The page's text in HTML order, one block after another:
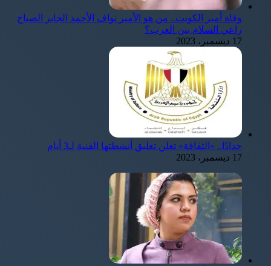
وفاة أمير الكويت.. من هو الأمير نواف الأحمد الجابر الصباح
راعي السلام بين العرب؟
17 ديسمبر، 2023
حدادًا.. «الثقافة» تعلن تعليق أنشطتها الفنية لـ3 أيام
17 ديسمبر، 2023